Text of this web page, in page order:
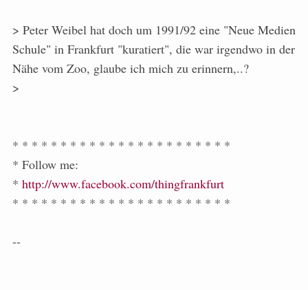
> Peter Weibel hat doch um 1991/92 eine "Neue Medien
Schule" in Frankfurt "kuratiert", die war irgendwo in der
Nähe vom Zoo, glaube ich mich zu erinnern,..?
>
* * * * * * * * * * * * * * * * * * * * * * *
* Follow me:
* http://www.facebook.com/thingfrankfurt
* * * * * * * * * * * * * * * * * * * * * * *
--